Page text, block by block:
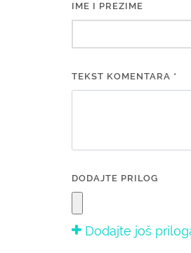
IME I PREZIME
TEKST KOMENTARA *
DODAJTE PRILOG
Dodajte još